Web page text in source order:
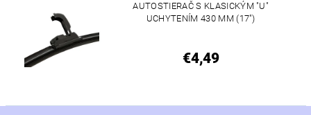
AUTOSTIERAČ S KLASICKÝM "U"
UCHYTENÍM 430 MM (17")
€4,49